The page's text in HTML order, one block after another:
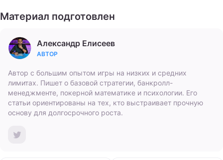
Материал подготовлен
Александр Елисеев
АВТОР
Автор с большим опытом игры на низких и средних
лимитах. Пишет о базовой стратегии, банкролл-
менеджменте, покерной математике и психологии. Его
статьи ориентированы на тех, кто выстраивает прочную
основу для долгосрочного роста.